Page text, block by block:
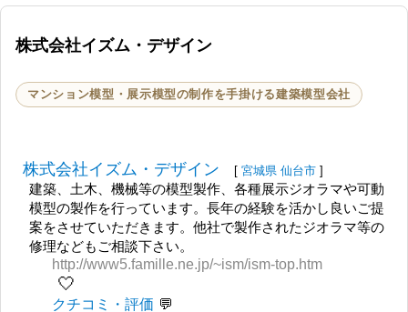
株式会社イズム・デザイン
マンション模型・展示模型の制作を手掛ける建築模型会社
株式会社イズム・デザイン [ 宮城県 仙台市 ]
建築、土木、機械等の模型製作、各種展示ジオラマや可動
模型の製作を行っています。長年の経験を活かし良いご提
案をさせていただきます。他社で製作されたジオラマ等の
修理などもご相談下さい。
http://www5.famille.ne.jp/~ism/ism-top.htm
🤍
クチコミ・評価